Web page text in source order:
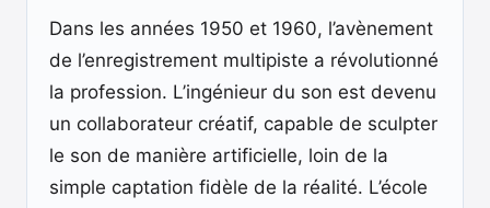
Dans les années 1950 et 1960, l’avènement
de l’enregistrement multipiste a révolutionné
la profession. L’ingénieur du son est devenu
un collaborateur créatif, capable de sculpter
le son de manière artificielle, loin de la
simple captation fidèle de la réalité. L’école